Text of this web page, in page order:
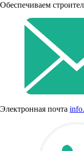
Обеспечиваем
Электронная почта